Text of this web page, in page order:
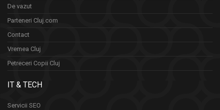
De vazut
Parteneri Cluj.com
Contact
Vremea Cluj
Petreceri Copii Cluj
IT & TECH
Servicii SEO